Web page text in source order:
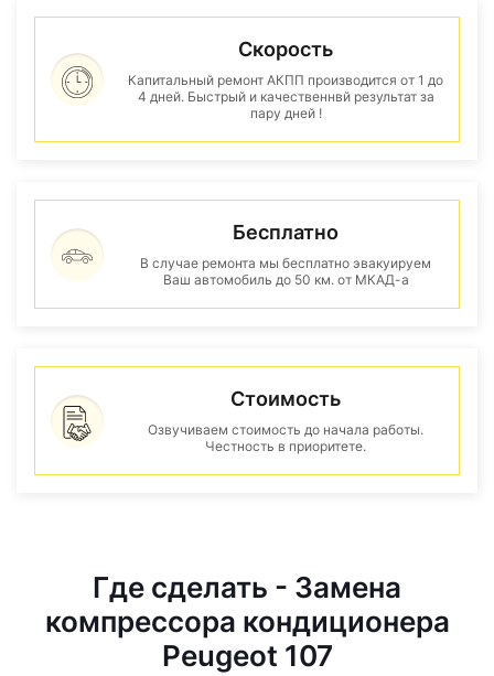
Скорость
Капитальный ремонт АКПП производится от 1 до
4 дней. Быстрый и качественнвй результат за
пару дней !
Бесплатно
В случае ремонта мы бесплатно эвакуируем
Ваш автомобиль до 50 км. от МКАД-а
Стоимость
Озвучиваем стоимость до начала работы.
Честность в приоритете.
Где сделать - Замена
компрессора кондиционера
Peugeot 107